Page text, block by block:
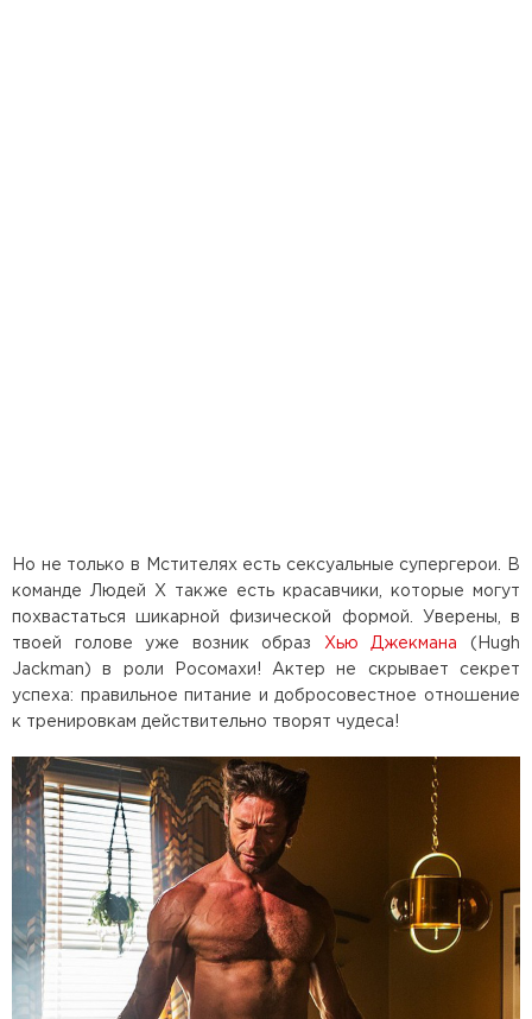
Но не только в Мстителях есть сексуальные супергерои. В
команде Людей X также есть красавчики, которые могут
похвастаться шикарной физической формой. Уверены, в
твоей голове уже возник образ Хью Джекмана
(Hugh
Jackman) в роли Росомахи! Актер не скрывает секрет
успеха: правильное питание и добросовестное отношение
к тренировкам действительно творят чудеса!